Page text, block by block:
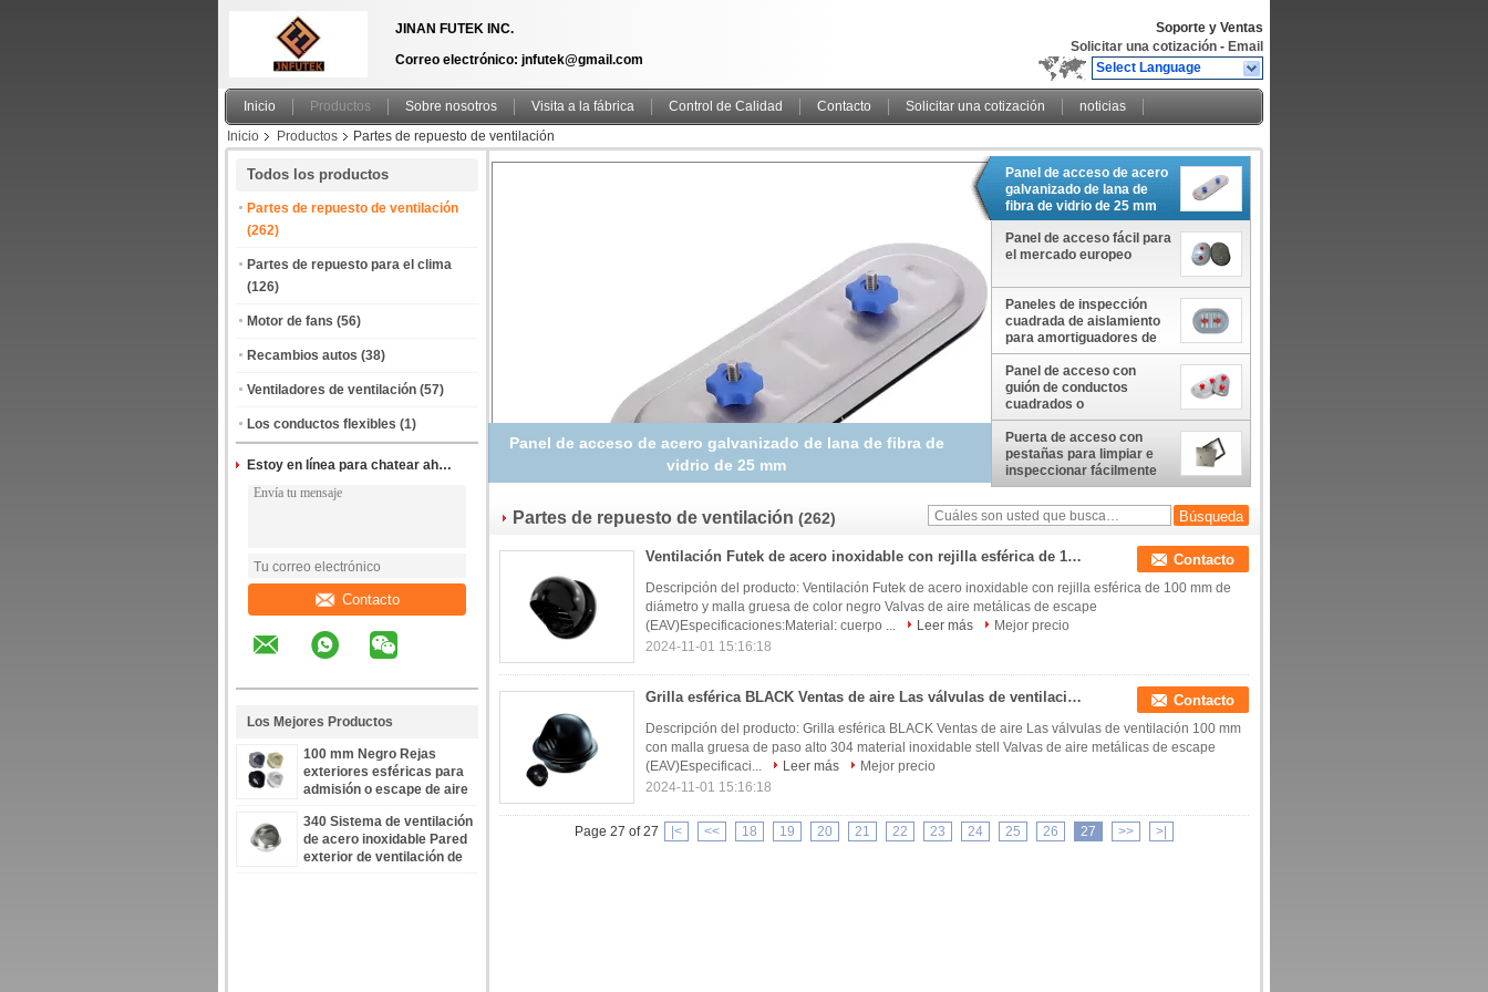
JINAN FUTEK INC.
Correo electrónico: jnfutek@gmail.com
Soporte y Ventas
Solicitar una cotización - Email
Select Language
Inicio Productos Sobre nosotros Visita a la fábrica Control de Calidad Contacto Solicitar una cotización
noticias
Inicio
Productos Partes de repuesto de ventilación
Todos los productos
Partes de repuesto de ventilación
(262)
Partes de repuesto para el clima
(126)
Motor de fans (56)
Recambios autos (38)
Ventiladores de ventilación (57)
Los conductos flexibles (1)
Estoy en línea para chatear ahora
Contacto
Los Mejores Productos
100 mm Negro Rejas
exteriores esféricas para
admisión o escape de aire
ventilaciones de aire
persianas de acero
inoxidable
340 Sistema de ventilación
de acero inoxidable Pared
exterior de ventilación de
Panel de acceso de acero galvanizado de lana de fibra de
vidrio de 25 mm
Panel de acceso de acero
galvanizado de lana de
fibra de vidrio de 25 mm
Panel de acceso fácil para
el mercado europeo
Paneles de inspección
cuadrada de aislamiento
para amortiguadores de
incendios
Panel de acceso con
guión de conductos
cuadrados o
rectangulares
Puerta de acceso con
pestañas para limpiar e
inspeccionar fácilmente
los conductos
rectangulares
Partes de repuesto de ventilación (262)
Ventilación Futek de acero inoxidable con rejilla esférica de 100 mm de diámetro y malla gruesa de color negro Contacto
Descripción del producto: Ventilación Futek de acero inoxidable con rejilla esférica de 100 mm de
diámetro y malla gruesa de color negro Valvas de aire metálicas de escape
(EAV)Especificaciones:Material: cuerpo ...
Leer más
Mejor precio
2024-11-01 15:16:18
Grilla esférica BLACK Ventas de aire Las válvulas de ventilación 100 mm con malla gruesa de paso alto 304 material inoxidable stell Contacto
Descripción del producto: Grilla esférica BLACK Ventas de aire Las válvulas de ventilación 100 mm
con malla gruesa de paso alto 304 material inoxidable stell Valvas de aire metálicas de escape
(EAV)Especificaci...
Leer más
Mejor precio
2024-11-01 15:16:18
Page 27 of 27 |< << 18 19 20 21 22 23 24 25 26 27 >> >|